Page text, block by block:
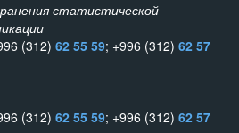
статистической
(312) 62 55 59; +996 (312) 62 57
(312) 62 55 59; +996 (312) 62 57